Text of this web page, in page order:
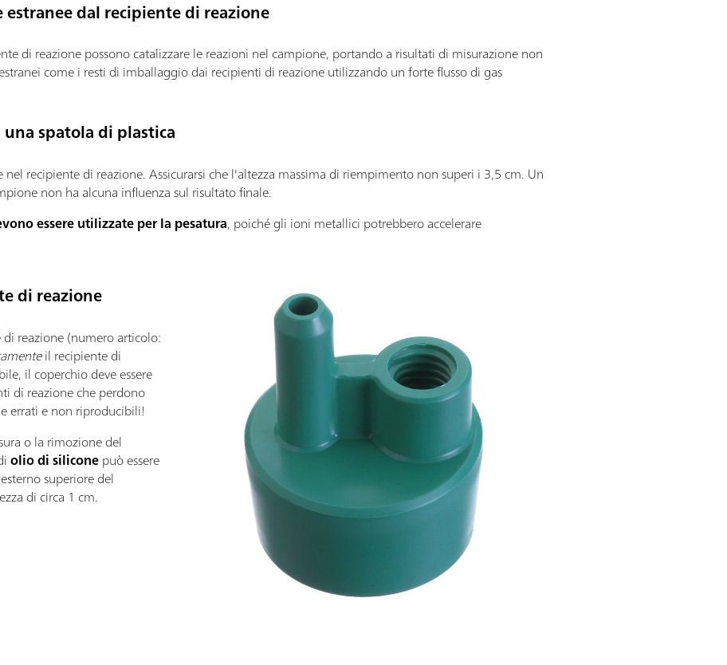
dal recipiente di reazione
di reazione possono catalizzare le reazioni nel campione, portando a risultati di misurazione non
come i resti di imballaggio dai recipienti di reazione utilizzando un forte flusso di gas
spatola di plastica
recipiente di reazione. Assicurarsi che l'altezza massima di riempimento non superi i 3,5 cm. Un
non ha alcuna influenza sul risultato finale.
essere utilizzate per la pesatura, poiché gli ioni metallici potrebbero accelerare
di reazione
reazione (numero articolo:
il recipiente di
il coperchio deve essere
di reazione che perdono
errati e non riproducibili!
o la rimozione del
olio di siliconepuò essere
superiore del
di circa 1 cm.